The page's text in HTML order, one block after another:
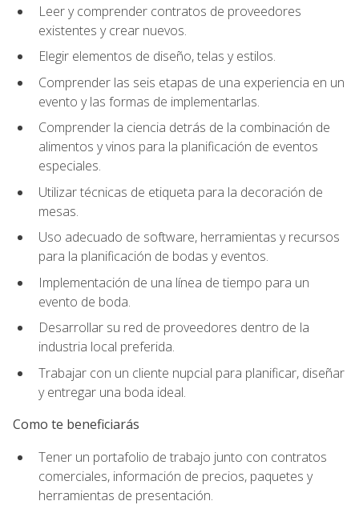
Leer y comprender contratos de proveedores
existentes y crear nuevos.
Elegir elementos de diseño, telas y estilos.
Comprender las seis etapas de una experiencia en un
evento y las formas de implementarlas.
Comprender la ciencia detrás de la combinación de
alimentos y vinos para la planificación de eventos
especiales.
Utilizar técnicas de etiqueta para la decoración de
mesas.
Uso adecuado de software, herramientas y recursos
para la planificación de bodas y eventos.
Implementación de una línea de tiempo para un
evento de boda.
Desarrollar su red de proveedores dentro de la
industria local preferida.
Trabajar con un cliente nupcial para planificar, diseñar
y entregar una boda ideal.
Como te beneficiarás
Tener un portafolio de trabajo junto con contratos
comerciales, información de precios, paquetes y
herramientas de presentación.